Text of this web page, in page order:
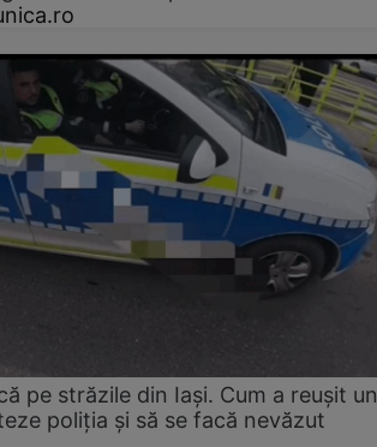
pe străzile din Iași. Cum a reușit un
poliția și să se facă nevăzut